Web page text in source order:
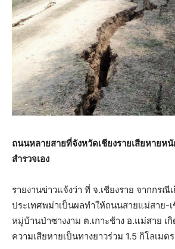
ถนนหลายสายที่จังหวัดเชียงรายเสียหายห
สำรวจเอง
รายงานข่าวแจ้งว่า ที่ จ.เชียงราย จากกร
ประเทศพม่าเป็นผลทำให้ถนนสายแม่สาย-
หมู่บ้านป่าซางงาม ต.เกาะช้าง อ.แม่สาย เ
ความเสียหายเป็นทางยาวร่วม 1.5 กิโลเมตร